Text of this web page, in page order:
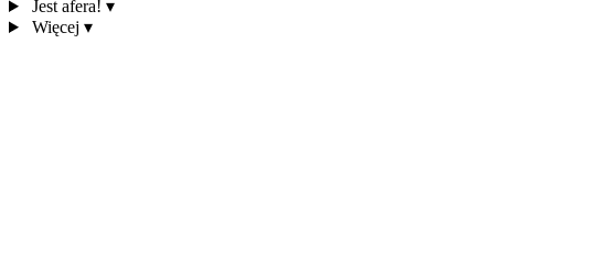
Jest afera! ▾
Więcej ▾